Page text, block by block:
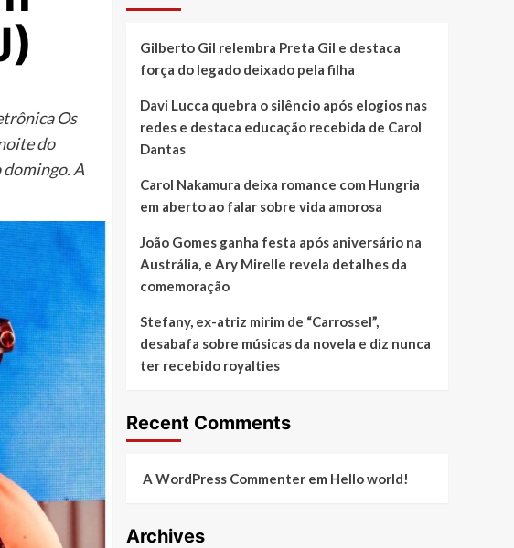
Os
do
domingo. A
Gilberto Gil relembra Preta Gil e destaca
força do legado deixado pela filha
Davi Lucca quebra o silêncio após elogios nas
redes e destaca educação recebida de Carol
Dantas
Carol Nakamura deixa romance com Hungria
em aberto ao falar sobre vida amorosa
João Gomes ganha festa após aniversário na
Austrália, e Ary Mirelle revela detalhes da
comemoração
Stefany, ex-atriz mirim de “Carrossel”,
desabafa sobre músicas da novela e diz nunca
ter recebido royalties
Recent Comments
A WordPress Commenterem Hello world!
Archives